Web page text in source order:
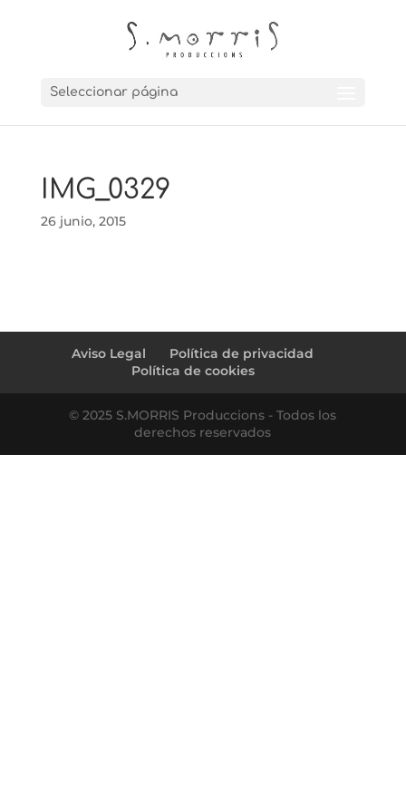
Seleccionar página
IMG_0329
26 junio, 2015
Aviso Legal
Política de privacidad
Política de cookies
© 2025 S.MORRIS Produccions - Todos los
derechos reservados